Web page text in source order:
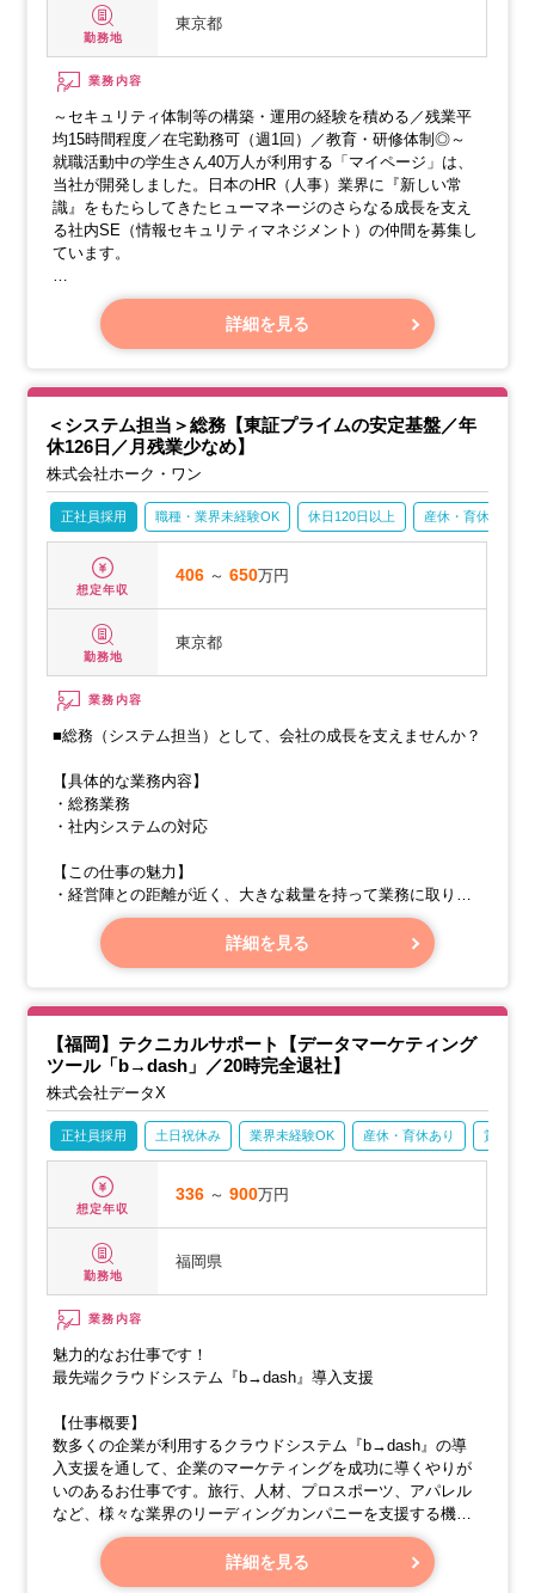
勤務地
東京都
業務内容
～セキュリティ体制等の構築・運用の経験を積める／残業平
均15時間程度／在宅勤務可（週1回）／教育・研修体制◎～
就職活動中の学生さん40万人が利用する「マイページ」は、
当社が開発しました。日本のHR（人事）業界に『新しい常
識』をもたらしてきたヒューマネージのさらなる成長を支え
る社内SE（情報セキュリティマネジメント）の仲間を募集し
ています。
【具体的なお仕事内容】
・ISO事務局の運営（ISMSなどの認証維持・更新対応をお願
いします）
・大切な情報資産の管理体制を整え、推進していくお仕事で
・セキュリティチェックシート対応（お客様や取引先からの
調査対応も含まれます）
詳細を見る
＜システム担当＞総務【東証プライムの安定基盤／年
休126日／月残業少なめ】
株式会社ホーク・ワン
正社員採用 職種・業界未経験OK 休日120日以上 産休・育休あり
想定年収
406 ～650万円
勤務地
東京都
業務内容
■総務（システム担当）として、会社の成長を支えませんか？
【具体的な業務内容】
・総務業務
・社内システムの対応
【この仕事の魅力】
・経営陣との距離が近く、大きな裁量を持って業務に取り組
めます。
詳細を見る
【福岡】テクニカルサポート【データマーケティング
ツール「b→dash」／20時完全退社】
株式会社データX
正社員採用 土日祝休み 業界未経験OK 産休・育休あり 賞与あ
想定年収
336 ～900万円
勤務地
福岡県
業務内容
魅力的なお仕事です！
最先端クラウドシステム『b→dash』導入支援
【仕事概要】
数多くの企業が利用するクラウドシステム『b→dash』の導
入支援を通して、企業のマーケティングを成功に導くやりが
いのあるお仕事です。旅行、人材、プロスポーツ、アパレル
など、様々な業界のリーディングカンパニーを支援する機会
があります。
【具体的な業務内容】
詳細を見る